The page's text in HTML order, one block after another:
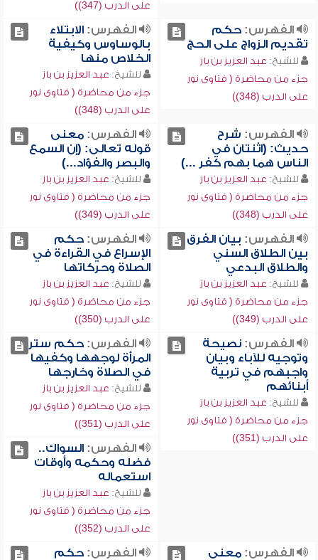
على الدرب (347))
الفهرس:حكم
تقديم الزواج على الحج
للشيخ: عبد العزيز بن باز
جزء من محاضرة ( فتاوى نور
على الدرب (348))
الفهرس:الابتلاء
بالوساوس وكيفية
الخلاص منها
للشيخ: عبد العزيز بن باز
جزء من محاضرة ( فتاوى نور
على الدرب (348))
الفهرس: شرح
حديث: (اثنتان في
الناس هما بهم كفر ...)
للشيخ: عبد العزيز بن باز
جزء من محاضرة ( فتاوى نور
على الدرب (348))
الفهرس:معنى
قوله تعالى: (إن السمع
والبصر والفؤاد...)
للشيخ: عبد العزيز بن باز
جزء من محاضرة ( فتاوى نور
على الدرب (349))
الفهرس: بيان الفرق
بين الطلاق السني
والطلاق البدعي
للشيخ: عبد العزيز بن باز
جزء من محاضرة ( فتاوى نور
على الدرب (349))
الفهرس:حكم
الإسراع في القراءة في
الصلاة وحركاتها
للشيخ: عبد العزيز بن باز
جزء من محاضرة ( فتاوى نور
على الدرب (350))
الفهرس:نصيحة
وتوجيه للآباء وبيان
واجبهم في تربية
أبنائهم
للشيخ: عبد العزيز بن باز
جزء من محاضرة ( فتاوى نور
على الدرب (351))
الفهرس:حكم ستر
المرأة لوجهها وكفيها
في الصلاة وخارجها
للشيخ: عبد العزيز بن باز
جزء من محاضرة ( فتاوى نور
على الدرب (351))
الفهرس:السواك..
فضله وحكمه وأوقات
استعماله
للشيخ: عبد العزيز بن باز
جزء من محاضرة ( فتاوى نور
على الدرب (352))
الفهرس:معنى
الفهرس:حكم